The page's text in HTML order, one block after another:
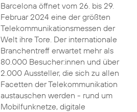
Barcelona öffnet vom 26. bis 29.
Februar 2024 eine der größten
Telekommunikationsmessen der
Welt ihre Tore. Der internationale
Branchentreff erwartet mehr als
80.000 Besucher:innen und über
2.000 Aussteller, die sich zu allen
Facetten der Telekommunikation
austauschen werden - rund um
Mobilfunknetze, digitale